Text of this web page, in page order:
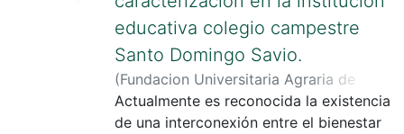
bienestar animal (Yamada et al., 2021;
Virgen Luján, 2017),humano y
ambiental,sin embargo aún el entorno
cultural ha estado retrasando estos
cambios.
educativa colegio campestre
Santo Domingo Savio.
(Fundacion Universitaria Agraria de
Colombia,2024 )Santa Restrepo,
Alejandro;Zúñiga Pérez, Angélica
Actualmente es reconocida la existencia
de una interconexión entre el bienestar